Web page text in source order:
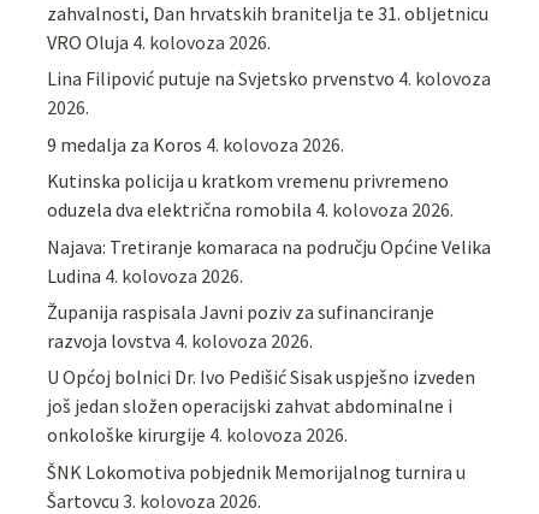
zahvalnosti, Dan hrvatskih branitelja te 31. obljetnicu
VRO Oluja 4. kolovoza 2026.
Lina Filipović putuje na Svjetsko prvenstvo 4. kolovoza
2026.
9 medalja za Koros 4. kolovoza 2026.
Kutinska policija u kratkom vremenu privremeno
oduzela dva električna romobila 4. kolovoza 2026.
Najava: Tretiranje komaraca na području Općine Velika
Ludina 4. kolovoza 2026.
Županija raspisala Javni poziv za sufinanciranje
razvoja lovstva 4. kolovoza 2026.
U Općoj bolnici Dr. Ivo Pedišić Sisak uspješno izveden
još jedan složen operacijski zahvat abdominalne i
onkološke kirurgije 4. kolovoza 2026.
ŠNK Lokomotiva pobjednik Memorijalnog turnira u
Šartovcu 3. kolovoza 2026.